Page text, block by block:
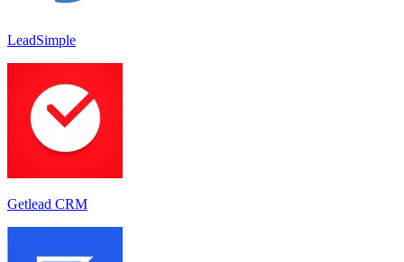
LeadSimple
Getlead CRM